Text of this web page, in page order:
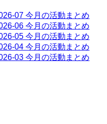
07 今月の活動まとめ
06 今月の活動まとめ
05 今月の活動まとめ
04 今月の活動まとめ
03 今月の活動まとめ